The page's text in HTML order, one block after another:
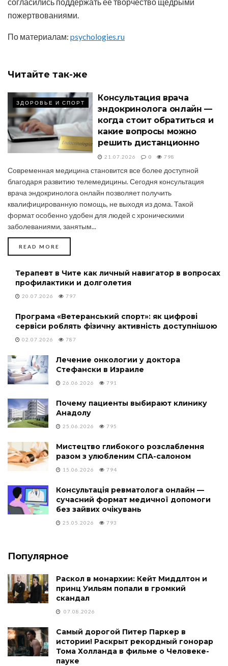
пожертвованиями.
По материалам: psychologies.ru
Читайте так-же
ЗДОРОВЬЕ И СПОРТ
Консультация врача
эндокринолога онлайн —
когда стоит обратиться и
какие вопросы можно
решить дистанционно
21.07.2026 0 798
Современная медицина становится все более доступной
благодаря развитию телемедицины. Сегодня консультация
врача эндокринолога онлайн позволяет получить
квалифицированную помощь, не выходя из дома. Такой
формат особенно удобен для людей с хроническими
заболеваниями, занятым...
READ MORE
Терапевт в Чите как личный навигатор в вопросах
профилактики и долголетия
20.07.2026 797
Програма «Ветеранський спорт»: як цифрові
сервіси роблять фізичну активність доступнішою
02.07.2026 787
Лечение онкологии у доктора
Стефански в Израиле
26.06.2026 791
Почему пациенты выбирают клинику
Анадолу
25.06.2026 795
Мистецтво глибокого розслаблення
разом з улюбленим СПА-салоном
15.06.2026 794
Консультація ревматолога онлайн —
сучасний формат медичної допомоги
без зайвих очікувань
25.05.2026 793
Популярное
Раскол в монархии: Кейт Миддлтон и
принц Уильям попали в громкий
скандал
07.08.2026
Самый дорогой Питер Паркер в
истории! Раскрыт рекордный гонорар
Тома Холланда в фильме о Человеке-
пауке